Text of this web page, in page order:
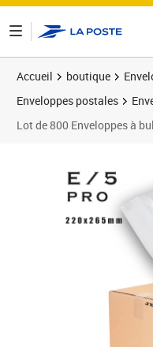
Accueil boutique
Enveloppes postales
Lot de 800 Enveloppes à